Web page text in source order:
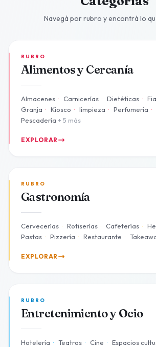
Navegá por rubro y encontrá lo
RUBRO
Alimentos y Cercanía
Almacenes · Carnicerías · Dietéticas ·
Granja · Kiosco · limpieza · Perfumería ·
Pescadería + 5 más
EXPLORAR
RUBRO
Gastronomía
Cervecerías · Rotiserías · Cafeterías ·
Pastas · Pizzería · Restaurante ·
EXPLORAR
RUBRO
Entretenimiento y Ocio
Hotelería · Teatros · Cine · Espacios